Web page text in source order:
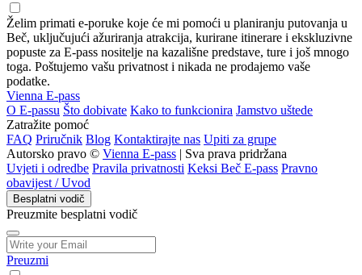
Želim primati e-poruke koje će mi pomoći u planiranju putovanja u
Beč, uključujući ažuriranja atrakcija, kurirane itinerare i ekskluzivne
popuste za E-pass nositelje na kazališne predstave, ture i još mnogo
toga. Poštujemo vašu privatnost i nikada ne prodajemo vaše
podatke.
Vienna E-pass
O E-passu Što dobivate Kako to funkcionira Jamstvo uštede
Zatražite pomoć
FAQ Priručnik Blog Kontaktirajte nas Upiti za grupe
Autorsko pravo © Vienna E-pass | Sva prava pridržana
Uvjeti i odredbe Pravila privatnosti Keksi Beč E-pass Pravno
obavijest / Uvod
Besplatni vodič
Preuzmite besplatni vodič
Preuzmi